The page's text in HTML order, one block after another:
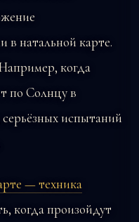
в натальной карте.
когда
по Солнцу в
испытаний
— техника
когда произойдут